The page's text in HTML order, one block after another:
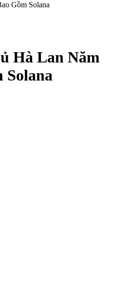
Gồm Solana
Hà Lan Năm
Solana